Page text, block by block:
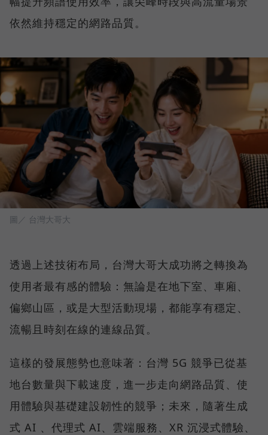
依然維持穩定的網路品質。
圖／ 台灣大哥大
透過上述技術布局，台灣大哥大成功將之轉換為
使用者最有感的體驗：無論是在地下室、車廂、
偏鄉山區，或是大型活動現場，都能享有穩定、
流暢且時刻在線的連線品質。
這樣的發展態勢也意味著：台灣 5G 競爭已從基
地台數量與下載速度，進一步走向網路品質、使
用體驗與基礎建設韌性的競爭；未來，隨著生成
式 AI 、代理式 AI、雲端服務、XR 沉浸式體驗、